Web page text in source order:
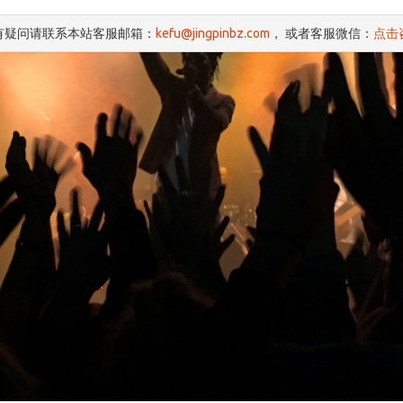
疑问请联系本站客服邮箱： kefu@jingpinbz.com ， 或者客服微信： 点击